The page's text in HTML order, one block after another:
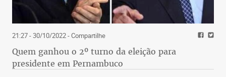
21:27 - 30/10/2022- Compartilhe
Quem ganhou o 2º turno da eleição para
presidente em Pernambuco